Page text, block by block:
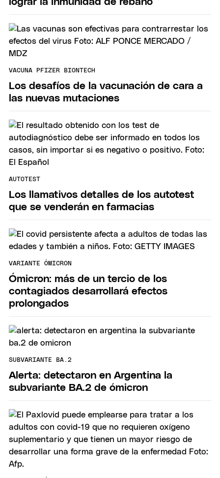
VACUNA PFIZER BIONTECH
Los desafíos de la vacunación de cara a
las nuevas mutaciones
AUTOTEST
Los llamativos detalles de los autotest
que se venderán en farmacias
VARIANTE ÓMICRON
Ómicron: más de un tercio de los
contagiados desarrollará efectos
prolongados
SUBVARIANTE BA.2
Alerta: detectaron en Argentina la
subvariante BA.2 de ómicron